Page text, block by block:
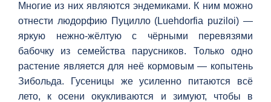
Многие из них являются эндемиками. К ним можно
отнести людорфию Пуцилло (Luehdorfia puziloi) —
яркую нежно-жёлтую с чёрными перевязями
бабочку из семейства парусников. Только одно
растение является для неё кормовым — копытень
Зибольда. Гусеницы же усиленно питаются всё
лето, к осени окукливаются и зимуют, чтобы в